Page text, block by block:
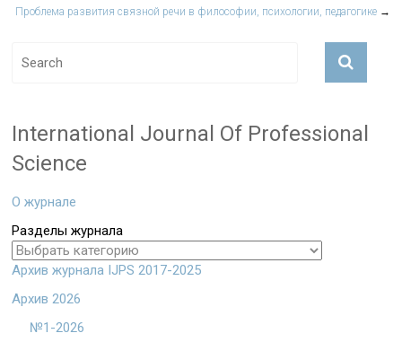
Проблема развития связной речи в философии, психологии, педагогике →
International Journal Of Professional
Science
О журнале
Разделы журнала
Архив журнала IJPS 2017-2025
Архив 2026
№1-2026